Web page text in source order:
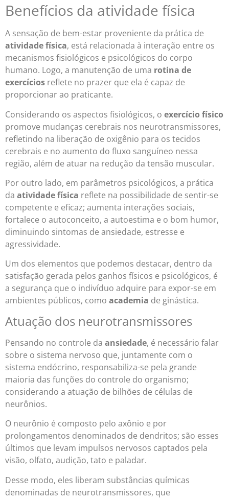
Benefícios da atividade física
A sensação de bem-estar proveniente da prática de
atividade física, está relacionada à interação entre os
mecanismos fisiológicos e psicológicos do corpo
humano. Logo, a manutenção de uma rotina de
exercícios reflete no prazer que ela é capaz de
proporcionar ao praticante.
Considerando os aspectos fisiológicos, o exercício físico
promove mudanças cerebrais nos neurotransmissores,
refletindo na liberação de oxigênio para os tecidos
cerebrais e no aumento do fluxo sanguíneo nessa
região, além de atuar na redução da tensão muscular.
Por outro lado, em parâmetros psicológicos, a prática
da atividade física reflete na possibilidade de sentir-se
competente e eficaz; aumenta interações sociais,
fortalece o autoconceito, a autoestima e o bom humor,
diminuindo sintomas de ansiedade, estresse e
agressividade.
Um dos elementos que podemos destacar, dentro da
satisfação gerada pelos ganhos físicos e psicológicos, é
a segurança que o indivíduo adquire para expor-se em
ambientes públicos, como academia de ginástica.
Atuação dos neurotransmissores
Pensando no controle da ansiedade, é necessário falar
sobre o sistema nervoso que, juntamente com o
sistema endócrino, responsabiliza-se pela grande
maioria das funções do controle do organismo;
considerando a atuação de bilhões de células de
neurônios.
O neurônio é composto pelo axônio e por
prolongamentos denominados de dendritos; são esses
últimos que levam impulsos nervosos captados pela
visão, olfato, audição, tato e paladar.
Desse modo, eles liberam substâncias químicas
denominadas de neurotransmissores, que